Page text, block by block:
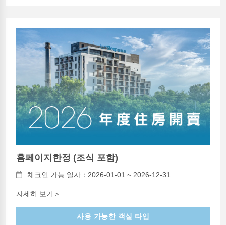
홈페이지한정 (조식 포함)
체크인 가능 일자：2026-01-01 ~ 2026-12-31
자세히 보기＞
사용 가능한 객실 타입